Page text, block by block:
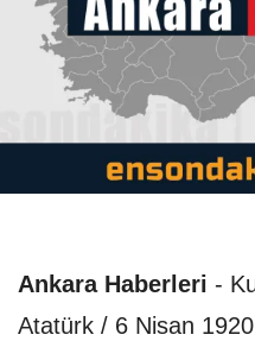
Ankara Haberleri -
Atatürk / 6 Nisan 1920